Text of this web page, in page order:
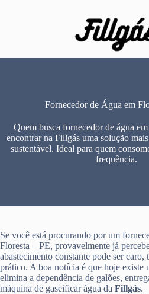
Fornecedor de Água em
Quem busca fornecedor de água
encontrar na Fillgás uma solução
sustentável. Ideal para quem
frequência.
Se você está procurando por um
Floresta – PE, provavelmente já
abastecimento constante pode ser caro,
prático. A boa notícia é que hoje existe
elimina a dependência de galões,
máquina de gaseificar água da Fillgás.